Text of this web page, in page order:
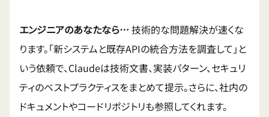
エンジニアのあなたなら… 技術的な問題解決が速くな
ります。「新システムと既存APIの統合方法を調査して」と
いう依頼で、Claudeは技術文書、実装パターン、セキュリ
ティのベストプラクティスをまとめて提示。さらに、社内の
ドキュメントやコードリポジトリも参照してくれます。